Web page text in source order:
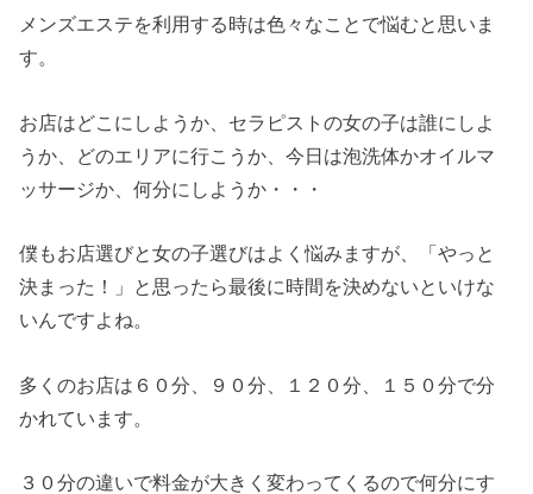
メンズエステを利用する時は色々なことで悩むと思いま
す。
お店はどこにしようか、セラピストの女の子は誰にしよ
うか、どのエリアに行こうか、今日は泡洗体かオイルマ
ッサージか、何分にしようか・・・
僕もお店選びと女の子選びはよく悩みますが、「やっと
決まった！」と思ったら最後に時間を決めないといけな
いんですよね。
多くのお店は６０分、９０分、１２０分、１５０分で分
かれています。
３０分の違いで料金が大きく変わってくるので何分にす